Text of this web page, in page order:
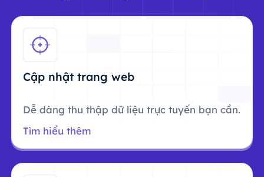
Cập nhật trang web
Dễ dàng thu thập dữ liệu trực tuyến bạn cần.
Tìm hiểu thêm